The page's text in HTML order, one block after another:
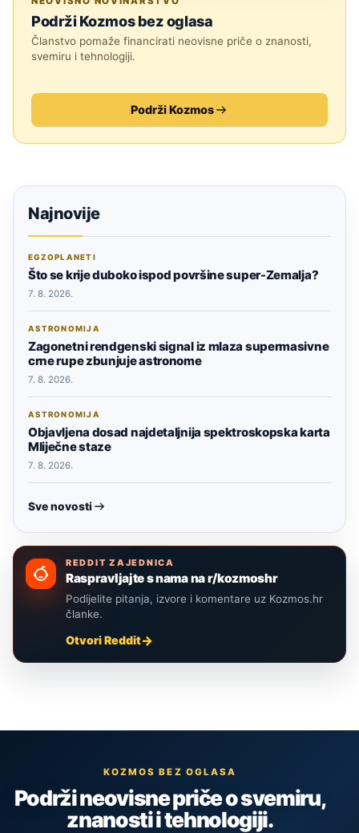
Podrži Kozmos bez oglasa
Članstvo pomaže financirati neovisne priče o znanosti,
svemiru i tehnologiji.
Podrži Kozmos
Najnovije
EGZOPLANETI
Što se krije duboko ispod površine super-Zemalja?
7. 8. 2026.
ASTRONOMIJA
Zagonetni rendgenski signal iz mlaza supermasivne
crne rupe zbunjuje astronome
7. 8. 2026.
ASTRONOMIJA
Objavljena dosad najdetaljnija spektroskopska karta
Mliječne staze
7. 8. 2026.
Sve novosti
REDDIT ZAJEDNICA
Raspravljajte s nama na r/kozmoshr
Podijelite pitanja, izvore i komentare uz Kozmos.hr
članke.
Otvori Reddit
KOZMOS BEZ OGLASA
Podrži neovisne priče o svemiru,
znanosti i tehnologiji.